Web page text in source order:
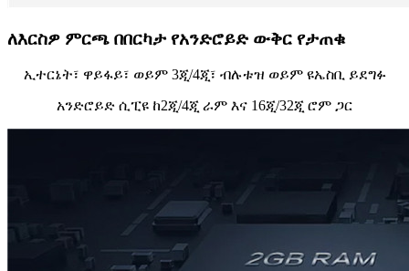
ለእርስዎ ምርጫ በበርካታ የአንድሮይድ ውቅር የታጠቁ
ኢተርኔት፣ ዋይፋይ፣ ወይም 3ጂ/4ጂ፣ ብሉቱዝ ወይም ዩኤስቢ ይደግፉ
አንድሮይድ ሲፒዩ ከ2ጂ/4ጂ ራም እና 16ጂ/32ጂ ሮም ጋር